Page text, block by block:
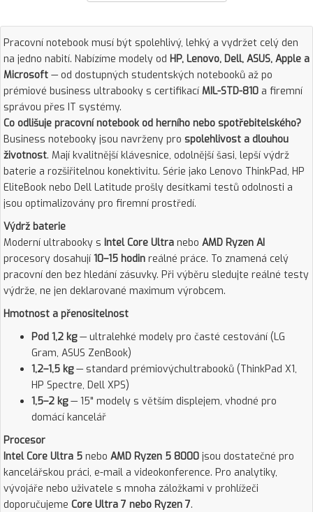
Pracovní notebook musí být spolehlivý, lehký a vydržet celý den
na jedno nabití. Nabízíme modely od HP, Lenovo, Dell, ASUS, Apple a
Microsoft — od dostupných studentských notebooků až po
prémiové business ultrabooky s certifikací MIL-STD-810 a firemní
správou přes IT systémy.
Co odlišuje pracovní notebook od herního nebo spotřebitelského?
Business notebooky jsou navrženy pro spolehlivost a dlouhou
životnost. Mají kvalitnější klávesnice, odolnější šasi, lepší výdrž
baterie a rozšiřitelnou konektivitu. Série jako Lenovo ThinkPad, HP
EliteBook nebo Dell Latitude prošly desítkami testů odolnosti a
jsou optimalizovány pro firemní prostředí.
Výdrž baterie
Moderní ultrabooky s Intel Core Ultra nebo AMD Ryzen AI
procesory dosahují 10–15 hodin reálné práce. To znamená celý
pracovní den bez hledání zásuvky. Při výběru sledujte reálné testy
výdrže, ne jen deklarované maximum výrobcem.
Hmotnost a přenositelnost
Pod 1,2 kg— ultralehké modely pro časté cestování (LG
Gram, ASUS ZenBook)
1,2–1,5 kg— standard prémiovýchultrabooků (ThinkPad X1,
HP Spectre, Dell XPS)
1,5–2 kg— 15" modely s větším displejem, vhodné pro
domácí kancelář
Procesor
Intel Core Ultra 5 nebo AMD Ryzen 5 8000 jsou dostatečné pro
kancelářskou práci, e-mail a videokonference. Pro analytiky,
vývojáře nebo uživatele s mnoha záložkami v prohlížeči
doporučujeme Core Ultra 7 nebo Ryzen 7.